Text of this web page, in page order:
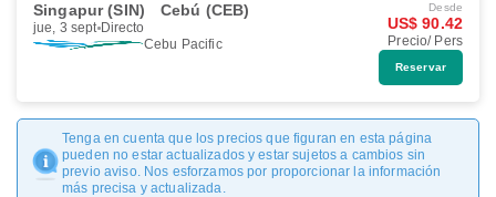
Singapur (SIN) Cebú (CEB)
jue, 3 sept Directo
Cebu Pacific
Desde
US$ 90.42
Precio/ Pers
Reservar
Tenga en cuenta que los precios que figuran en esta página
pueden no estar actualizados y estar sujetos a cambios sin
previo aviso. Nos esforzamos por proporcionar la información
más precisa y actualizada.